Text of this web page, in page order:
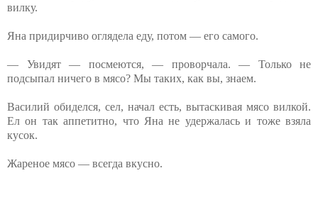
вилку.
Яна придирчиво оглядела еду, потом — его самого.
— Увидят — посмеются, — проворчала. — Только не
подсыпал ничего в мясо? Мы таких, как вы, знаем.
Василий обиделся, сел, начал есть, вытаскивая мясо вилкой.
Ел он так аппетитно, что Яна не удержалась и тоже взяла
кусок.
Жареное мясо — всегда вкусно.